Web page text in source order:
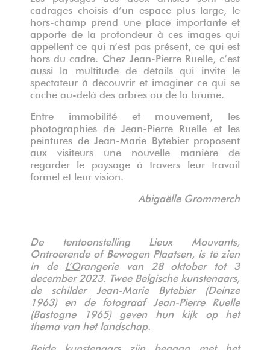
cadrages choisis d’un espace plus large, le
hors-champ prend une place importante et
apporte de la profondeur à ces images qui
appellent ce qui n’est pas présent, ce qui est
hors du cadre. Chez Jean-Pierre Ruelle, c’est
aussi la multitude de détails qui invite le
spectateur à découvrir et imaginer ce qui se
cache au-delà des arbres ou de la brume.
Entre immobilité et mouvement, les
photographies de Jean-Pierre Ruelle et les
peintures de Jean-Marie Bytebier proposent
aux visiteurs une nouvelle manière de
regarder le paysage à travers leur travail
formel et leur vision.
Abigaëlle Grommerch
De tentoonstelling Lieux Mouvants,
Ontroerende of Bewogen Plaatsen, is te zien
in de L’Orangerie van 28 oktober tot 3
december 2023. Twee Belgische kunstenaars,
de schilder Jean-Marie Bytebier (Deinze
1963) en de fotograaf Jean-Pierre Ruelle
(Bastogne 1965) geven hun kijk op het
thema van het landschap.
Beide kunstenaars zijn begaan met het